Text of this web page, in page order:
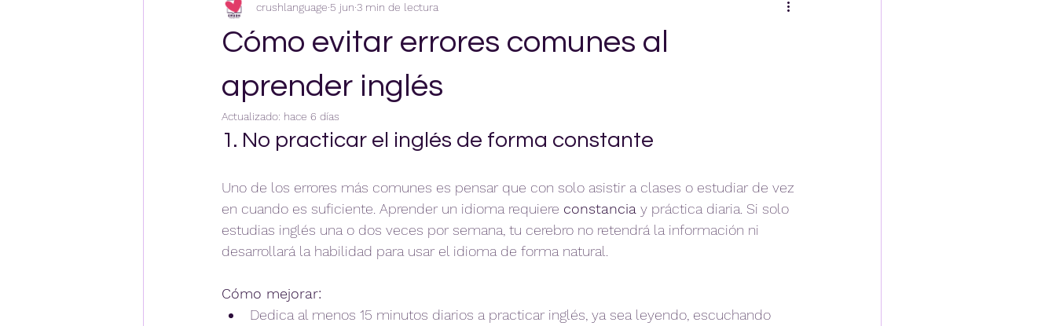
Cómo evitar errores comunes al
aprender inglés
crushlanguage 5 jun 3 min de lectura
Actualizado: hace 6 días
1. No practicar el inglés de forma constante
Uno de los errores más comunes es pensar que con solo asistir a clases o estudiar de vez
en cuando es suficiente. Aprender un idioma requiere constancia y práctica diaria. Si solo
estudias inglés una o dos veces por semana, tu cerebro no retendrá la información ni
desarrollará la habilidad para usar el idioma de forma natural.
Cómo mejorar:
Dedica al menos 15 minutos diarios a practicar inglés, ya sea leyendo, escuchando